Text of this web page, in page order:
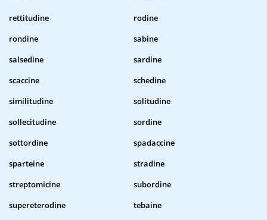
rettitudine
rodine
rondine
sabine
salsedine
sardine
scaccine
schedine
similitudine
solitudine
sollecitudine
sordine
sottordine
spadaccine
sparteine
stradine
streptomicine
subordine
supereterodine
tebaine